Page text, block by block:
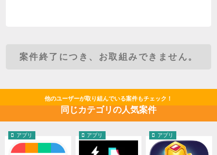
案件終了につき、お取組みできません。
他のユーザーが取り組んでいる案件もチェック！
同じカテゴリの人気案件
アプリ アプリ アプリ